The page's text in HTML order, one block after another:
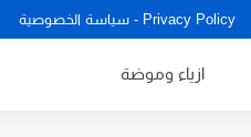
Privacy Policy - سياسة الخصوصية
ازياء وموضة